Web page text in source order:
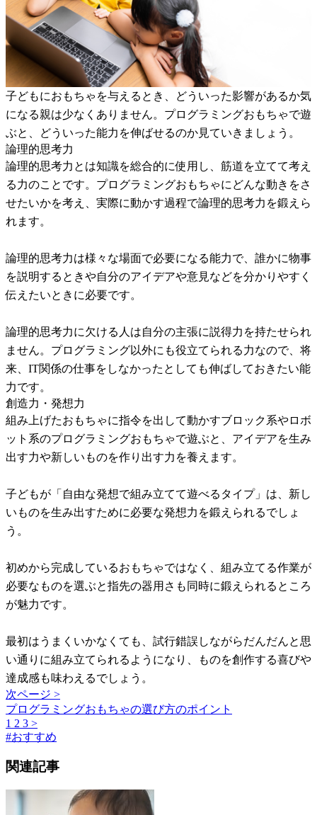
子どもにおもちゃを与えるとき、どういった影響があるか気
になる親は少なくありません。プログラミングおもちゃで遊
ぶと、どういった能力を伸ばせるのか見ていきましょう。
論理的思考力
論理的思考力とは知識を総合的に使用し、筋道を立てて考え
る力のことです。プログラミングおもちゃにどんな動きをさ
せたいかを考え、実際に動かす過程で論理的思考力を鍛えら
れます。
論理的思考力は様々な場面で必要になる能力で、誰かに物事
を説明するときや自分のアイデアや意見などを分かりやすく
伝えたいときに必要です。
論理的思考力に欠ける人は自分の主張に説得力を持たせられ
ません。プログラミング以外にも役立てられる力なので、将
来、IT関係の仕事をしなかったとしても伸ばしておきたい能
力です。
創造力・発想力
組み上げたおもちゃに指令を出して動かすブロック系やロボ
ット系のプログラミングおもちゃで遊ぶと、アイデアを生み
出す力や新しいものを作り出す力を養えます。
子どもが「自由な発想で組み立てて遊べるタイプ」は、新し
いものを生み出すために必要な発想力を鍛えられるでしょ
う。
初めから完成しているおもちゃではなく、組み立てる作業が
必要なものを選ぶと指先の器用さも同時に鍛えられるところ
が魅力です。
最初はうまくいかなくても、試行錯誤しながらだんだんと思
い通りに組み立てられるようになり、ものを創作する喜びや
達成感も味わえるでしょう。
次ページ >
プログラミングおもちゃの選び方のポイント
1 2 3 >
#おすすめ
関連記事